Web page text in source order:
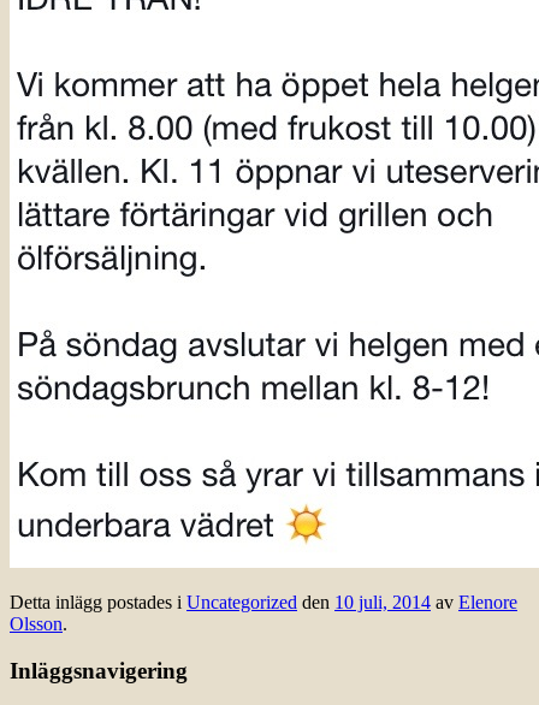
Detta inlägg postades i Uncategorized den 10 juli, 2014 av Elenore
Olsson.
Inläggsnavigering